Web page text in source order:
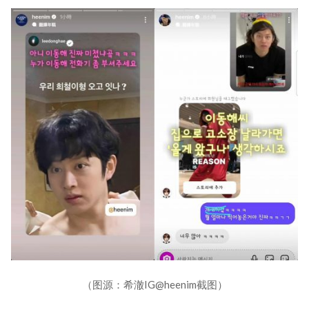
（图源：希澈IG@heenim截图）